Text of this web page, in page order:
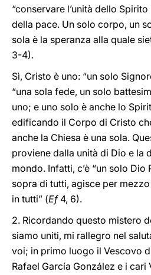
“conservare l’unità dello
della pace. Un solo corpo, un
sola è la speranza alla quale
3-4).
Sì, Cristo è uno: “un solo
“una sola fede, un solo
uno; e uno solo è anche lo
edificando il Corpo di Cristo
anche la Chiesa è una sola.
proviene dalla unità di Dio e la
mondo. Infatti, c’è “un solo
sopra di tutti, agisce per
in tutti” (Ef4, 6).
2. Ricordando questo mistero
siamo uniti, mi rallegro nel
voi; in primo luogo il Vescovo
Rafael García González e i cari